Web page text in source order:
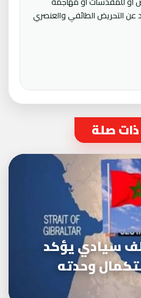
عن التحريض الطائفي والعنصري
صلة
سيادي يؤكد
وحدته